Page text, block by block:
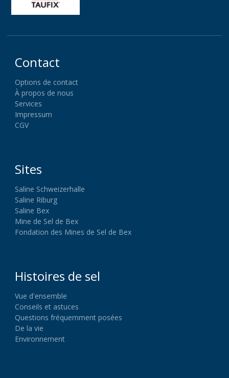
Contact
Options de contact
À propos de nous
Services
Impressum
CGV
Sites
Saline Schweizerhalle
Saline Riburg
Saline Bex
Mine de Sel de Bex
Fondation des Mines de Sel de Bex
Histoires de sel
Vue d'ensemble
Conseils et astuces
Questions fréquemment posées
De la vie
Environnement